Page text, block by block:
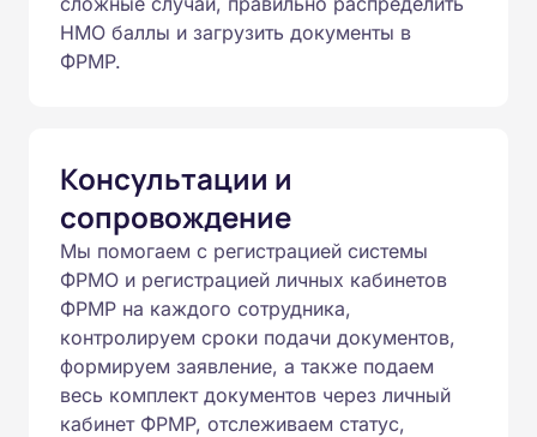
НМО баллы и загрузить документы в
ФРМР.
Консультации и
сопровождение
Мы помогаем с регистрацией системы
ФРМО и регистрацией личных кабинетов
ФРМР на каждого сотрудника,
контролируем сроки подачи документов,
формируем заявление, а также подаем
весь комплект документов через личный
кабинет ФРМР, отслеживаем статус,